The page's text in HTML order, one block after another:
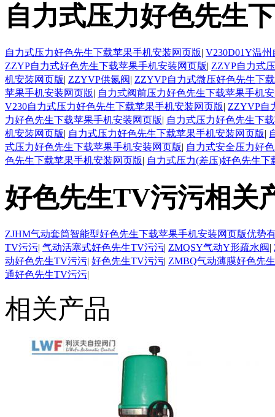
自力式压力好色先生
自力式压力好色先生下载苹果手机安装网页版| V230D01Y温
ZZYP自力式好色先生下载苹果手机安装网页版| ZZYP自力式
机安装网页版| ZZYVP供氮阀| ZZYVP自力式微压好色先生下
苹果手机安装网页版| 自力式阀前压力好色先生下载苹果手机
V230自力式压力好色先生下载苹果手机安装网页版| ZZYVP自
力好色先生下载苹果手机安装网页版| 自力式压力好色先生下
机安装网页版| 自力式压力好色先生下载苹果手机安装网页版|
式压力好色先生下载苹果手机安装网页版| 自力式安全压力好
色先生下载苹果手机安装网页版| 自力式压力(差压)好色先生
好色先生TV污污相关
ZJHM气动套筒智能型好色先生下载苹果手机安装网页版优势
TV污污| 气动活塞式好色先生TV污污| ZMQSY气动Y形疏水阀|
动好色先生TV污污| 好色先生TV污污| ZMBQ气动薄膜好色先
通好色先生TV污污|
相关产品